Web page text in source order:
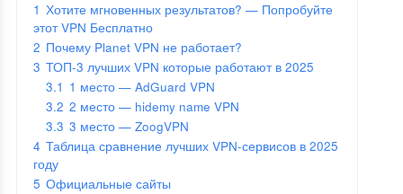
1 Хотите мгновенных результатов? — Попробуйте
этот VPN Бесплатно
2 Почему Planet VPN не работает?
3 ТОП-3 лучших VPN которые работают в 2025
3.1 1 место — AdGuard VPN
3.2 2 место — hidemy name VPN
3.3 3 место — ZoogVPN
4 Таблица сравнение лучших VPN-сервисов в 2025
году
5 Официальные сайты